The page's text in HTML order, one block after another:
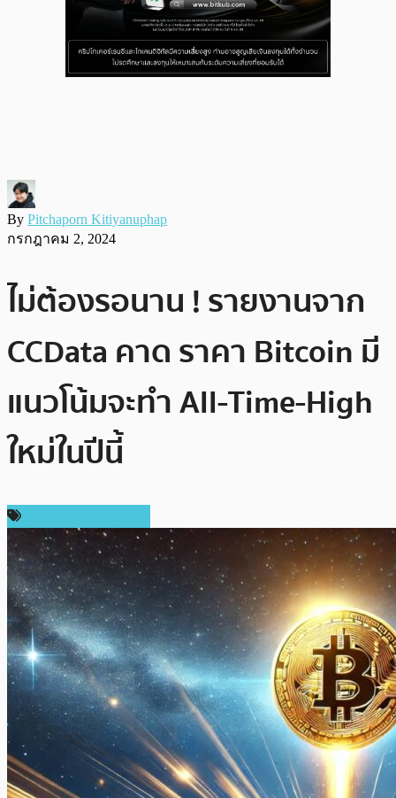
By Pitchaporn Kitiyanuphap
กรกฎาคม 2, 2024
ไม่ต้องรอนาน ! รายงานจาก
CCData คาด ราคา Bitcoin มี
แนวโน้มจะทำ All-Time-High
ใหม่ในปีนี้